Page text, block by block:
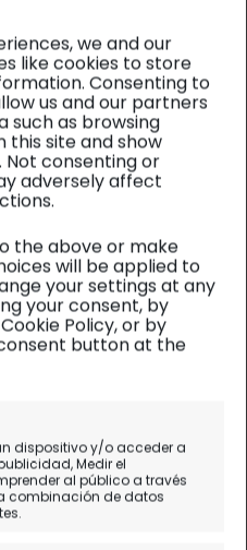
we and our
like cookies to store
Consenting to
us and our partners
such as browsing
this site and show
consenting or
adversely affect
the above or make
will be applied to
your settings at any
your consent, by
Policy, or by
button at the
dispositivo y/o acceder a
Medir el
al público a través
combinación de datos
más antigua